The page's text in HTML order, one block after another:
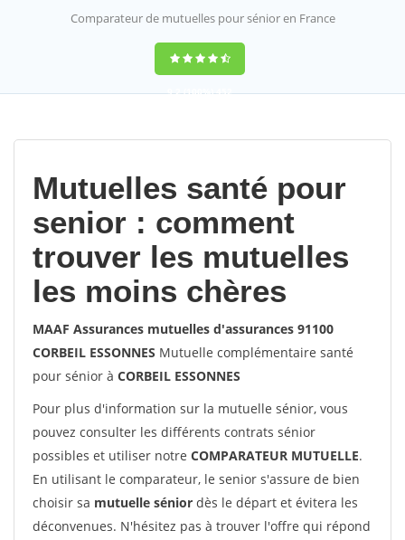
Comparateur de mutuelles pour sénior en France
9,2(100%)452
Mutuelles santé pour
senior : comment
trouver les mutuelles
les moins chères
MAAF Assurances mutuelles d'assurances 91100
CORBEIL ESSONNES Mutuelle complémentaire santé
pour sénior à CORBEIL ESSONNES
Pour plus d'information sur la mutuelle sénior, vous
pouvez consulter les différents contrats sénior
possibles et utiliser notre COMPARATEUR MUTUELLE.
En utilisant le comparateur, le senior s'assure de bien
choisir sa mutuelle sénior dès le départ et évitera les
déconvenues. N'hésitez pas à trouver l'offre qui répond